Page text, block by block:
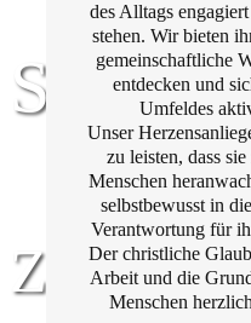
Stern
Zentrum
des Alltags
stehen. Wir bieten
gemeinschaftliche
entdecken und
Umfeldes
Unser
zu leisten, dass
Menschen
selbstbewusst in
Verantwortung für
Der christliche
Arbeit und die
Menschen